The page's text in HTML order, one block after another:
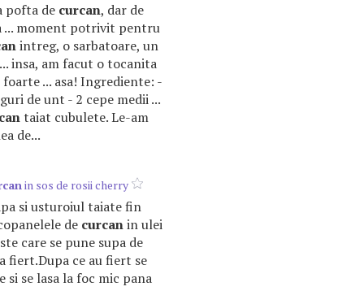
pofta de curcan, dar de
... moment potrivit pentru
intreg, o sarbatoare, un
insa, am facut o tocanita
... asa! Ingrediente: -
de unt - 2 cepe medii ...
taiat cubulete. Le-am
de...
in sos de rosii cherry
si usturoiul taiate fin
de curcanin ulei
care se pune supa de
fiert.Dupa ce au fiert se
si se lasa la foc mic pana